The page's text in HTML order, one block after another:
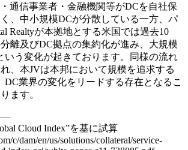
通信事業者・金融機関等がDCを自社保
、中小規模DCが分散している一方、パ
Realtyが本拠地とする米国では過去10
離及びDC拠点の集約化が進み、大規模
いう変化が起きております。同様の流れ
、本JVは本邦において規模を追求する
DC業界の変化をリードする存在となるこ
ます。
Cloud Index”を基に試算
c/dam/en/us/solutions/collateral/service-